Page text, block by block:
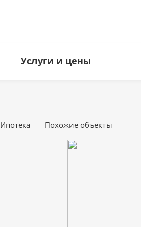
Офисы
Свободное назначение
Услуги и цены
Ипотека Похожие объекты